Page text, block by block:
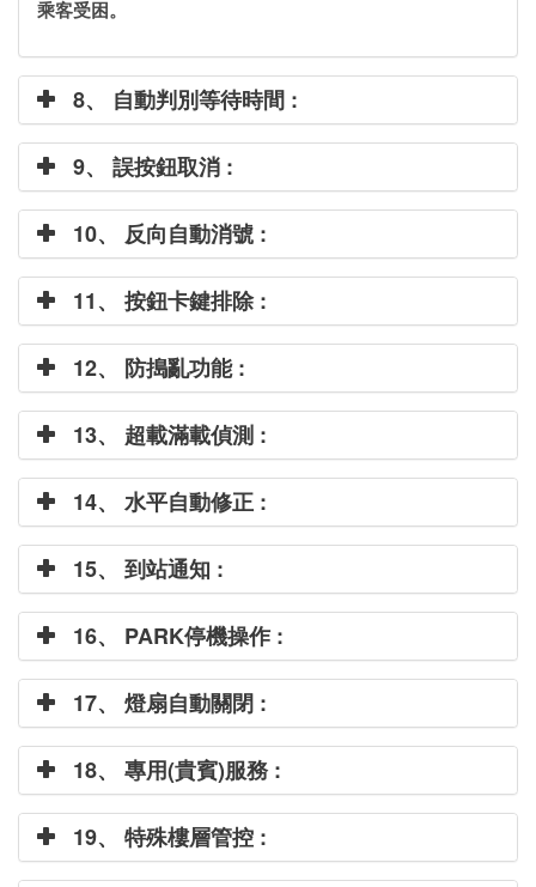
乘客受困。
8、 自動判別等待時間 :
9、 誤按鈕取消 :
10、 反向自動消號 :
11、 按鈕卡鍵排除 :
12、 防搗亂功能 :
13、 超載滿載偵測 :
14、 水平自動修正 :
15、 到站通知 :
16、 PARK停機操作 :
17、 燈扇自動關閉 :
18、 專用(貴賓)服務 :
19、 特殊樓層管控 :